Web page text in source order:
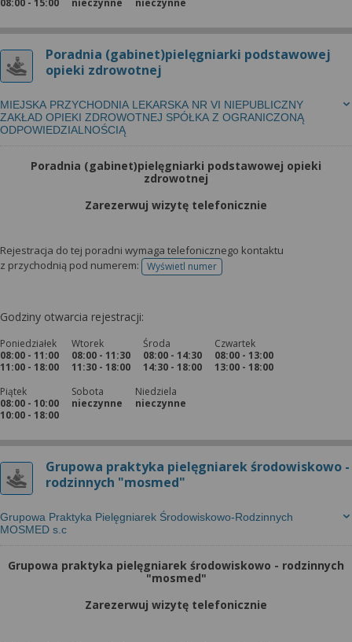
08:00 - 15:00
nieczynne
nieczynne
Poradnia (gabinet)pielęgniarki podstawowej
opieki zdrowotnej
MIEJSKA PRZYCHODNIA LEKARSKA NR VI NIEPUBLICZNY
ZAKŁAD OPIEKI ZDROWOTNEJ SPÓŁKA Z OGRANICZONĄ
ODPOWIEDZIALNOŚCIĄ
Poradnia (gabinet)pielęgniarki podstawowej opieki
zdrowotnej
Zarezerwuj wizytę telefonicznie
Rejestracja do tej poradni wymaga telefonicznego kontaktu
z przychodnią pod numerem:
Wyświetl numertelefonu do rejestracji
Godziny otwarcia rejestracji:
Poniedziałek
08:00 - 11:00
11:00 - 18:00
Wtorek
08:00 - 11:30
11:30 - 18:00
Środa
08:00 - 14:30
14:30 - 18:00
Czwartek
08:00 - 13:00
13:00 - 18:00
Piątek
08:00 - 10:00
10:00 - 18:00
Sobota
nieczynne
Niedziela
nieczynne
Grupowa praktyka pielęgniarek środowiskowo -
rodzinnych "mosmed"
Grupowa Praktyka Pielęgniarek Środowiskowo-Rodzinnych
MOSMED s.c
Grupowa praktyka pielęgniarek środowiskowo - rodzinnych
"mosmed"
Zarezerwuj wizytę telefonicznie